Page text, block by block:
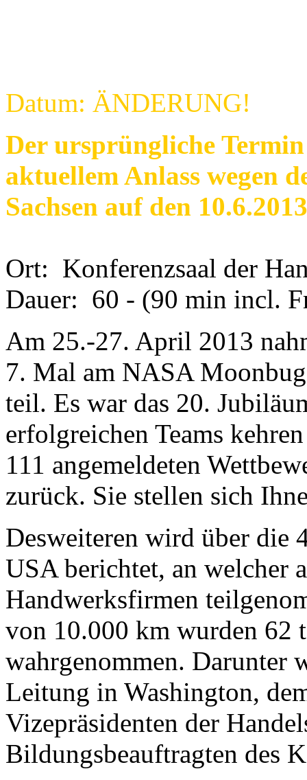
Datum: ÄNDERUNG!
Der ursprüngliche
aktuellem Anlass wegen
Sachsen auf den
Ort: Konferenzsaal der
Dauer: 60 - (90 min incl.
Am 25.-27. April 2013
7. Mal am NASA
teil. Es war das 20.
erfolgreichen Teams
111 angemeldeten
zurück. Sie stellen sich
Desweiteren wird über die
USA berichtet, an welcher
Handwerksfirmen
von 10.000 km wurden 62
wahrgenommen. Darunter
Leitung in Washington,
Vizepräsidenten der
Bildungsbeauftragten des